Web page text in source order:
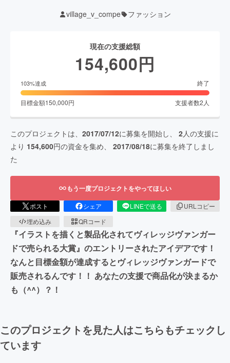
village_v_compe ファッション
現在の支援総額
154,600円
103%達成 終了
目標金額150,000円 支援者数2 人
このプロジェクトは、 2017/07/12に募集を開始し、 2人の支援に
より 154,600円の資金を集め、 2017/08/18に募集を終了しまし
た
もう一度プロジェクトをやってほしい
ポスト シェア LINEで送る
URLコピー
埋め込み
QRコード
『イラストを描くと製品化されてヴィレッジヴァンガー
ドで売られる大賞』のエントリーされたアイデアです！
なんと目標金額が達成するとヴィレッジヴァンガードで
販売されるんです！！ あなたの支援で商品化が決まるか
も（^^）？！
このプロジェクトを見た人はこちらもチェックし
ています